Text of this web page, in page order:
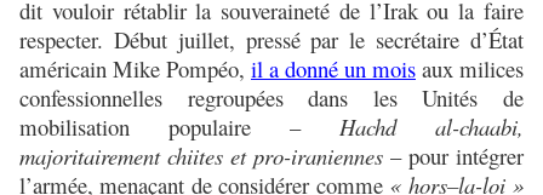
dit vouloir rétablir la souveraineté de l’Irak ou la faire
respecter. Début juillet, pressé par le secrétaire d’État
américain Mike Pompéo, il a donné un mois aux milices
confessionnelles regroupées dans les Unités de
mobilisation populaire – Hachd al-chaabi,
majoritairement chiites et pro-iraniennes – pour intégrer
l’armée, menaçant de considérer comme « hors–la-loi »